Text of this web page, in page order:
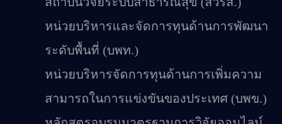
หน่วยบริหารและจัดการทุนด้านการพัฒนา
ระดับพื้นที่ (บพท.)
หน่วยบริหารจัดการทุนด้านการเพิ่มความ
สามารถในการแข่งขันของประเทศ (บพข.)